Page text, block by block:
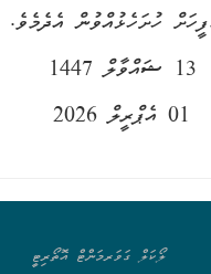
13 ޝައްވާލް 1447
01 އެޕްރީލް 2026
ލޯކަލް ގަވަރމަންޓް އޮތޯރިޓީ